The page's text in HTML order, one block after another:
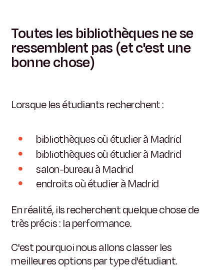
Toutes les bibliothèques ne se
ressemblent pas (et c'est une
bonne chose)
Lorsque les étudiants recherchent :
bibliothèques où étudier à Madrid
bibliothèques où étudier à Madrid
salon-bureau à Madrid
endroits où étudier à Madrid
En réalité, ils recherchent quelque chose de
très précis : la performance.
C'est pourquoi nous allons classer les
meilleures options par type d'étudiant.